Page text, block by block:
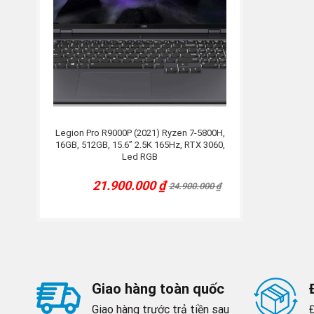
Legion Pro R9000P (2021) Ryzen 7-5800H,
16GB, 512GB, 15.6” 2.5K 165Hz, RTX 3060,
Led RGB
24.900.000₫
Original
21.900.000₫
Current
Giao hàng toàn quốc
Giao hàng trước trả tiền sau